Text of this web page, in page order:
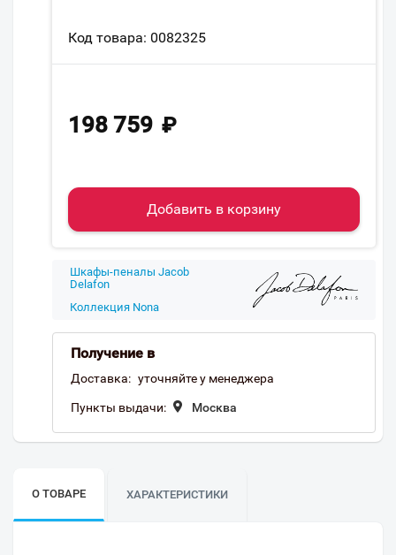
Код товара: 0082325
198 759 ₽
Добавить в корзину
Шкафы-пеналы Jacob
Delafon
Коллекция Nona
Получение в
Доставка: уточняйте у менеджера
Пункты выдачи: Москва
О ТОВАРЕ ХАРАКТЕРИСТИКИ